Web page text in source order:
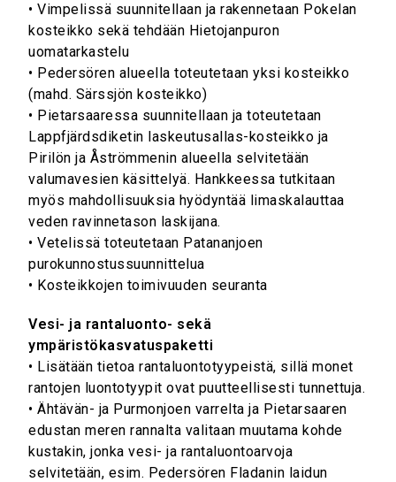
• Vimpelissä suunnitellaan ja rakennetaan Pokelan
kosteikko sekä tehdään Hietojanpuron
uomatarkastelu
• Pedersören alueella toteutetaan yksi kosteikko
(mahd. Särssjön kosteikko)
• Pietarsaaressa suunnitellaan ja toteutetaan
Lappfjärdsdiketin laskeutusallas-kosteikko ja
Pirilön ja Åströmmenin alueella selvitetään
valumavesien käsittelyä. Hankkeessa tutkitaan
myös mahdollisuuksia hyödyntää limaskalauttaa
veden ravinnetason laskijana.
• Vetelissä toteutetaan Patananjoen
purokunnostussuunnittelua
• Kosteikkojen toimivuuden seuranta
Vesi- ja rantaluonto- sekä
ympäristökasvatuspaketti
• Lisätään tietoa rantaluontotyypeistä, sillä monet
rantojen luontotyypit ovat puutteellisesti tunnettuja.
• Ähtävän- ja Purmonjoen varrelta ja Pietarsaaren
edustan meren rannalta valitaan muutama kohde
kustakin, jonka vesi- ja rantaluontoarvoja
selvitetään, esim. Pedersören Fladanin laidun